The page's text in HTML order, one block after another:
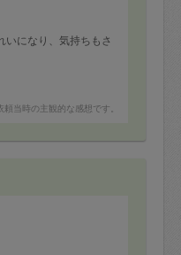
で＝依頼金額の
依頼金額の100%
キャンセル＝依頼
る場合、毎週定
は月1回までキャ
になり、気持ちもさ
頼当時の主観的な感想です。